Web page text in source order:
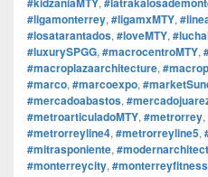
#ligamonterrey, #ligamxMTY,
#losatarantados, #loveMTY,
#luxurySPGG, #macrocentroMTY,
#macroplazaarchitecture,
#marco, #marcoexpo,
#mercadoabastos,
#metroarticuladoMTY, #metrorrey,
#metrorreyline4, #metrorreyline5,
#mitrasponiente,
#monterreycity, #monterreyfitness